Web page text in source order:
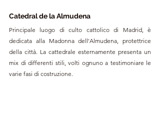
Catedral de la Almudena
Principale luogo di culto cattolico di Madrid, è
dedicata alla Madonna dell'Almudena, protettrice
della città. La cattedrale esternamente presenta un
mix di differenti stili, volti ognuno a testimoniare le
varie fasi di costruzione.